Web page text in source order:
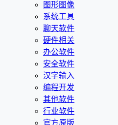
图形图像
系统工具
聊天软件
硬件相关
办公软件
安全软件
汉字输入
编程开发
其他软件
行业软件
官方原版